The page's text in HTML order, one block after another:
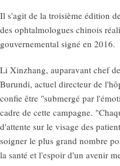
Il s'agit de la troisième édition
des ophtalmologues chinois
gouvernemental signé en 2016.
Li Xinzhang, auparavant chef
Burundi, actuel directeur de
confie être "submergé par
cadre de cette campagne.
d'attente sur le visage des
soigner le plus grand nombre
la santé et l'espoir d'un avenir